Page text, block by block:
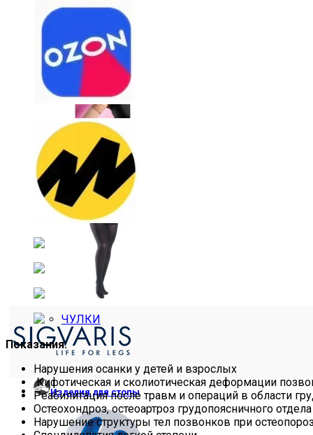
КОЛГОТЫ
РУКАВА
ЧУЛКИ
Изделия для стопы
Показания:
Нарушения осанки у детей и взрослых
Кифотическая и сколиотическая деформации
Реабилитация после травм и операций в области
Остеохондроз, остеоартроз грудопоясничного
Нарушение структуры тел позвонков при